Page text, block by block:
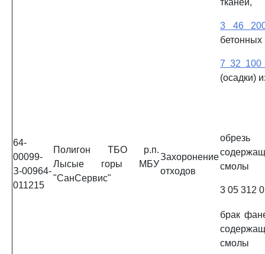
тканей,
3 46
бетонных
7 32
(осадки)
64-
00099-
З-00964-
011215
Полигон ТБО р.п.
Лысые горы МБУ
"СанСервис"
Захоронение
отходов
смолы
3 05 312
брак
смолы